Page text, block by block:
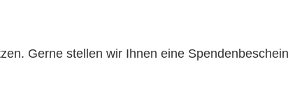
Gerne stellen wir Ihnen eine